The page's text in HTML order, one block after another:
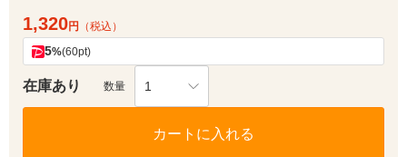
1,320円 （税込）
5%(60pt)
在庫あり 数量 1
カートに入れる